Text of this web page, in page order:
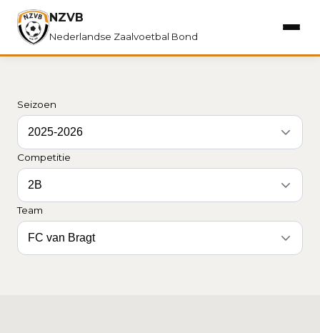
NZVB
Nederlandse Zaalvoetbal Bond
Seizoen
Competitie
Team